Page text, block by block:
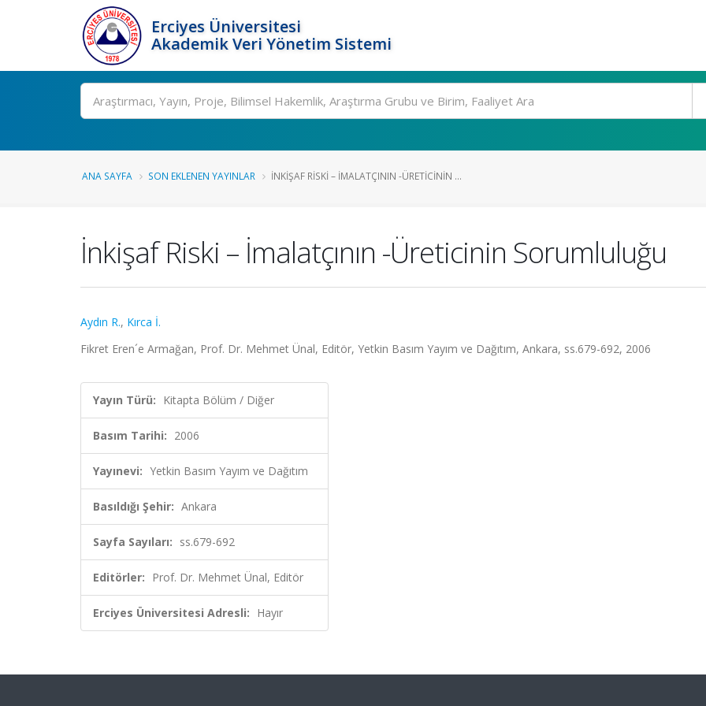
Erciyes Üniversitesi
Akademik Veri Yönetim Sistemi
Ara
ANA SAYFA SON EKLENEN YAYINLAR İNKIŞAF RISKI – İMALATÇININ -ÜRETICININ ...
İnkişaf Riski – İmalatçının -Üreticinin Sorumluluğu
Aydın R., Kırca İ.
Fikret Eren´e Armağan, Prof. Dr. Mehmet Ünal, Editör, Yetkin Basım Yayım ve Dağıtım, Ankara, ss.679-692, 2006
Yayın Türü: Kitapta Bölüm / Diğer
Basım Tarihi: 2006
Yayınevi: Yetkin Basım Yayım ve Dağıtım
Basıldığı Şehir: Ankara
Sayfa Sayıları: ss.679-692
Editörler: Prof. Dr. Mehmet Ünal, Editör
Erciyes Üniversitesi Adresli: Hayır